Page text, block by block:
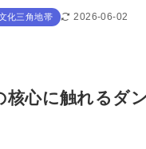
化三角地帯 2026-06-02
核心に触れるダ